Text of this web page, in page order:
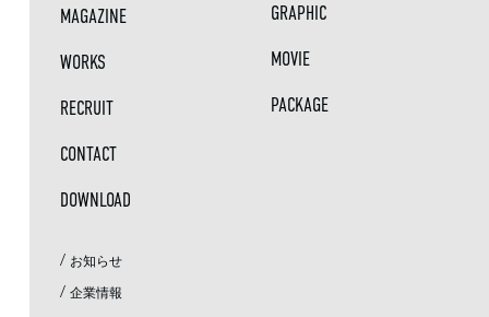
MAGAZINE
WORKS
RECRUIT
CONTACT
DOWNLOAD
/ お知らせ
/ 企業情報
GRAPHIC
MOVIE
PACKAGE